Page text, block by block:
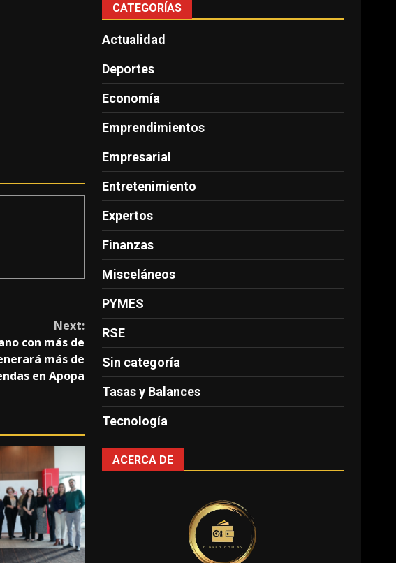
Next:
con más de
más de
en Apopa
CATEGORÍAS
Actualidad
Deportes
Economía
Emprendimientos
Empresarial
Entretenimiento
Expertos
Finanzas
Misceláneos
PYMES
RSE
Sin categoría
Tasas y Balances
Tecnología
ACERCA DE